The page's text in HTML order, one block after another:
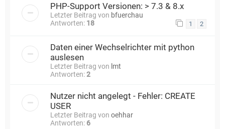
PHP-Support Versionen: > 7.3 & 8.x
Letzter Beitrag von bfuerchau
Antworten: 18 1 2
Daten einer Wechselrichter mit python
auslesen
Letzter Beitrag von lmt
Antworten:2
Nutzer nicht angelegt - Fehler: CREATE
USER
Letzter Beitrag von oehhar
Antworten: 6